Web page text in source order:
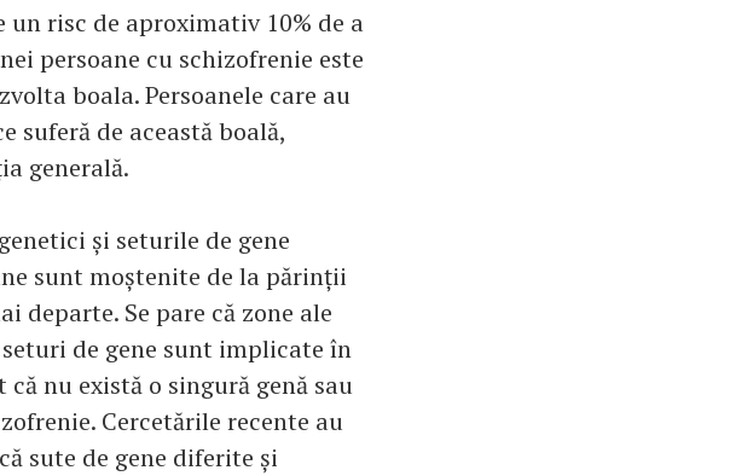
risc de aproximativ 10% de a
persoane cu schizofrenie este
boala. Persoanele care au
suferă de această boală,
generală.
și seturile de gene
sunt moștenite de la părinții
departe. Se pare că zone ale
de gene sunt implicate în
nu există o singură genă sau
Cercetările recente au
sute de gene diferite și